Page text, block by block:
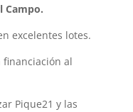
Campo.
excelentes lotes.
financiación al
Pique21 y las